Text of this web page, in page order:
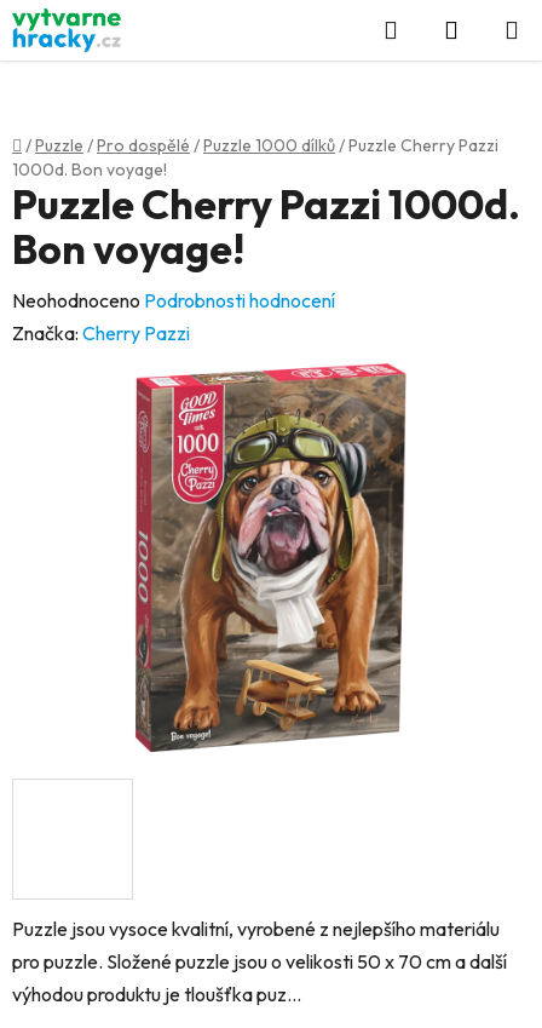
Přejít
na
obsah
Hledat
KOŠÍK
Domů
/Puzzle /Pro dospělé /Puzzle 1000 dílků/Puzzle Cherry Pazzi
1000d. Bon voyage!
Puzzle jsou vysoce kvalitní, vyrobené z nejlepšího materiálu
pro puzzle. Složené puzzle jsou o velikosti 50 x 70 cm a další
výhodou produktu je tloušťka puz...
Puzzle Cherry Pazzi 1000d.
Bon voyage!
Průměrné
hodnocení
Neohodnoceno Podrobnosti hodnocení
Značka: Cherry Pazzi